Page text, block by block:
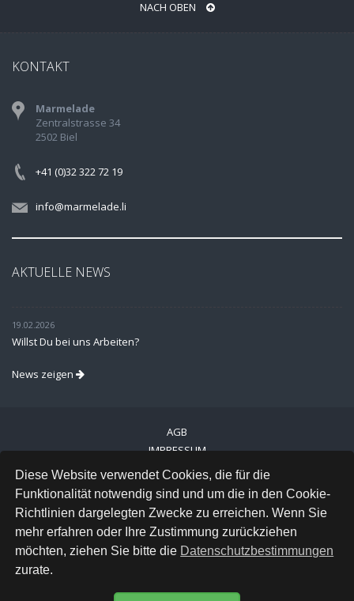
Diese Website verwendet Cookies, die für die
Funktionalität notwendig sind und um die in den Cookie-
Richtlinien dargelegten Zwecke zu erreichen. Wenn Sie
mehr erfahren oder Ihre Zustimmung zurückziehen
möchten, ziehen Sie bitte die Datenschutzbestimmungen
zurate.
NACH OBEN
KONTAKT
Marmelade
Zentralstrasse 34
2502 Biel
+41 (0)32 322 72 19
info@marmelade.li
AKTUELLE NEWS
19.02.2026
Willst Du bei uns Arbeiten?
News zeigen
AGB
IMPRESSUM
VERSAND
DATENSCHUTZ
INSTAGRAM